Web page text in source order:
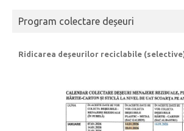
Program colectare deșeuri
Ridicarea deșeurilor reciclabile